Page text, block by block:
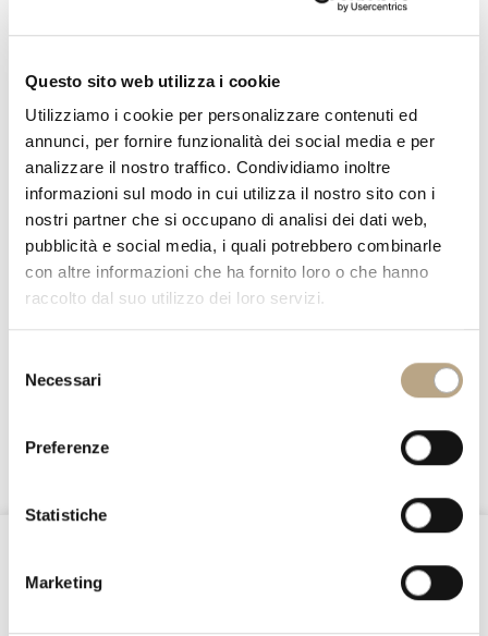
Questo sito web utilizza i cookie
Utilizziamo i cookie per personalizzare contenuti ed
annunci, per fornire funzionalità dei social media e per
analizzare il nostro traffico. Condividiamo inoltre
informazioni sul modo in cui utilizza il nostro sito con i
nostri partner che si occupano di analisi dei dati web,
pubblicità e social media, i quali potrebbero combinarle
con altre informazioni che ha fornito loro o che hanno
raccolto dal suo utilizzo dei loro servizi.
delNecessari
Preferenze
Statistiche
Marketing